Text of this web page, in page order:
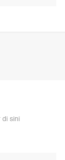
sini